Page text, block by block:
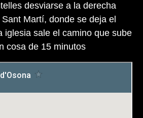
desviarse a la derecha
Martí, donde se deja el
iglesia sale el camino que sube
cosa de 15 minutos